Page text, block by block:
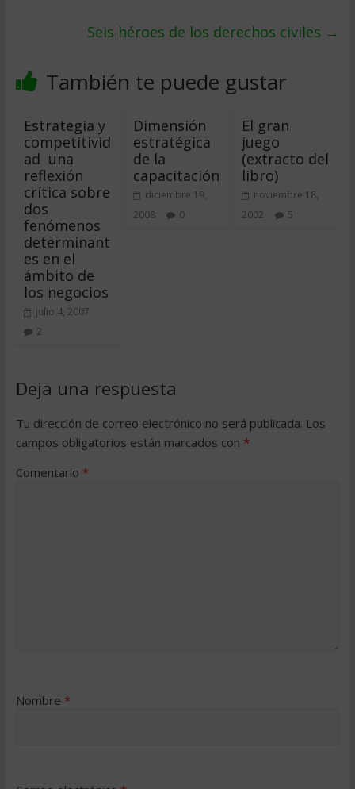
Seis héroes de los derechos civiles →
También te puede gustar
Estrategia y
competitivid
ad  una
reflexión
crítica sobre
dos
fenómenos
determinant
es en el
ámbito de
los negocios
julio 4, 2007
2
Dimensión
estratégica
de la
capacitación
diciembre 19,
2008
0
El gran
juego
(extracto del
libro)
noviembre 18,
2002
5
Deja una respuesta
Tu dirección de correo electrónico no será publicada. Los
campos obligatorios están marcados con *
Comentario *
Nombre *